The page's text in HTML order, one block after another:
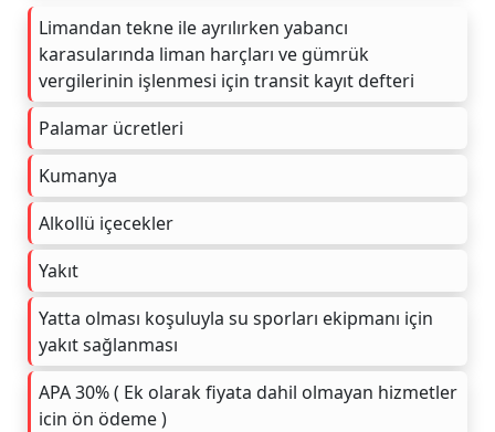
Limandan tekne ile ayrılırken yabancı
karasularında liman harçları ve gümrük
vergilerinin işlenmesi için transit kayıt defteri
Palamar ücretleri
Kumanya
Alkollü içecekler
Yakıt
Yatta olması koşuluyla su sporları ekipmanı için
yakıt sağlanması
APA 30% ( Ek olarak fiyata dahil olmayan hizmetler
icin ön ödeme )